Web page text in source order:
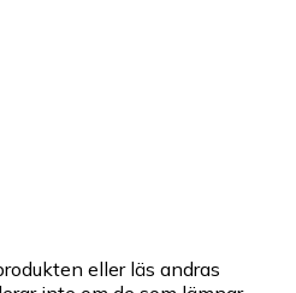
eller läs andras